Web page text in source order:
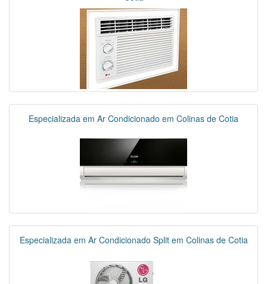
Especializada em Ar Condicionado em Colinas de Cotia
Especializada em Ar Condicionado Split em Colinas de Cotia